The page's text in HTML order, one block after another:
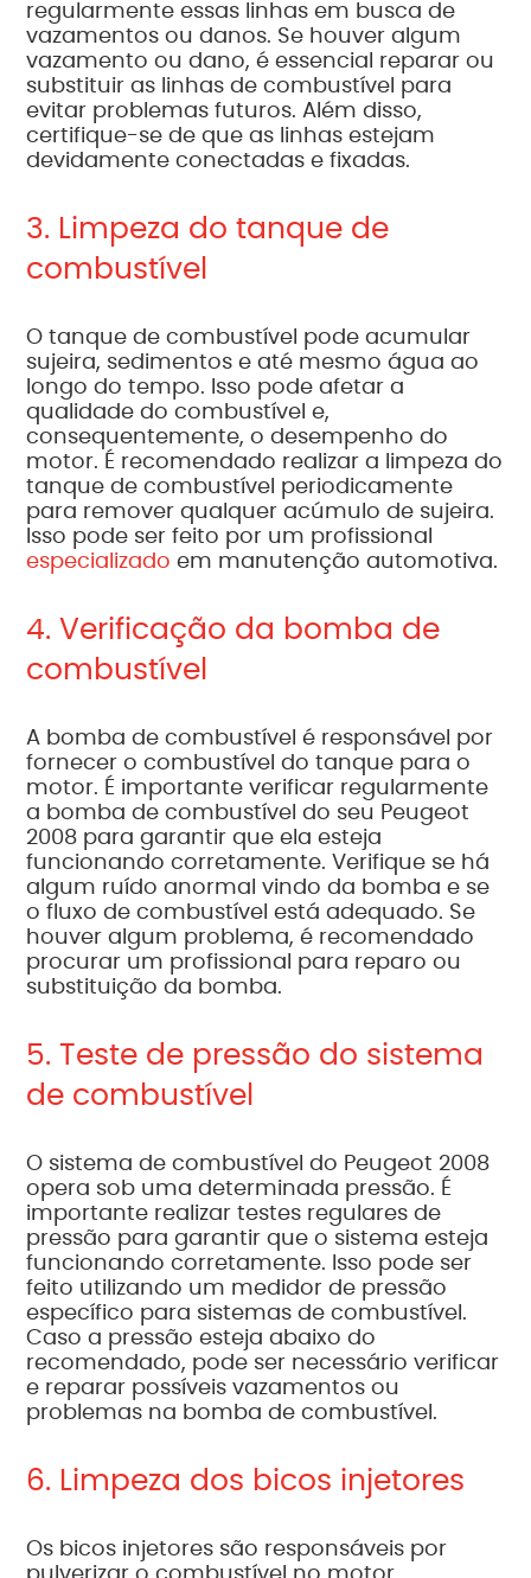
regularmente essas linhas em busca de
vazamentos ou danos. Se houver algum
vazamento ou dano, é essencial reparar ou
substituir as linhas de combustível para
evitar problemas futuros. Além disso,
certifique-se de que as linhas estejam
devidamente conectadas e fixadas.
3. Limpeza do tanque de
combustível
O tanque de combustível pode acumular
sujeira, sedimentos e até mesmo água ao
longo do tempo. Isso pode afetar a
qualidade do combustível e,
consequentemente, o desempenho do
motor. É recomendado realizar a limpeza do
tanque de combustível periodicamente
para remover qualquer acúmulo de sujeira.
Isso pode ser feito por um profissional
especializado em manutenção automotiva.
4. Verificação da bomba de
combustível
A bomba de combustível é responsável por
fornecer o combustível do tanque para o
motor. É importante verificar regularmente
a bomba de combustível do seu Peugeot
2008 para garantir que ela esteja
funcionando corretamente. Verifique se há
algum ruído anormal vindo da bomba e se
o fluxo de combustível está adequado. Se
houver algum problema, é recomendado
procurar um profissional para reparo ou
substituição da bomba.
5. Teste de pressão do sistema
de combustível
O sistema de combustível do Peugeot 2008
opera sob uma determinada pressão. É
importante realizar testes regulares de
pressão para garantir que o sistema esteja
funcionando corretamente. Isso pode ser
feito utilizando um medidor de pressão
específico para sistemas de combustível.
Caso a pressão esteja abaixo do
recomendado, pode ser necessário verificar
e reparar possíveis vazamentos ou
problemas na bomba de combustível.
6. Limpeza dos bicos injetores
Os bicos injetores são responsáveis por